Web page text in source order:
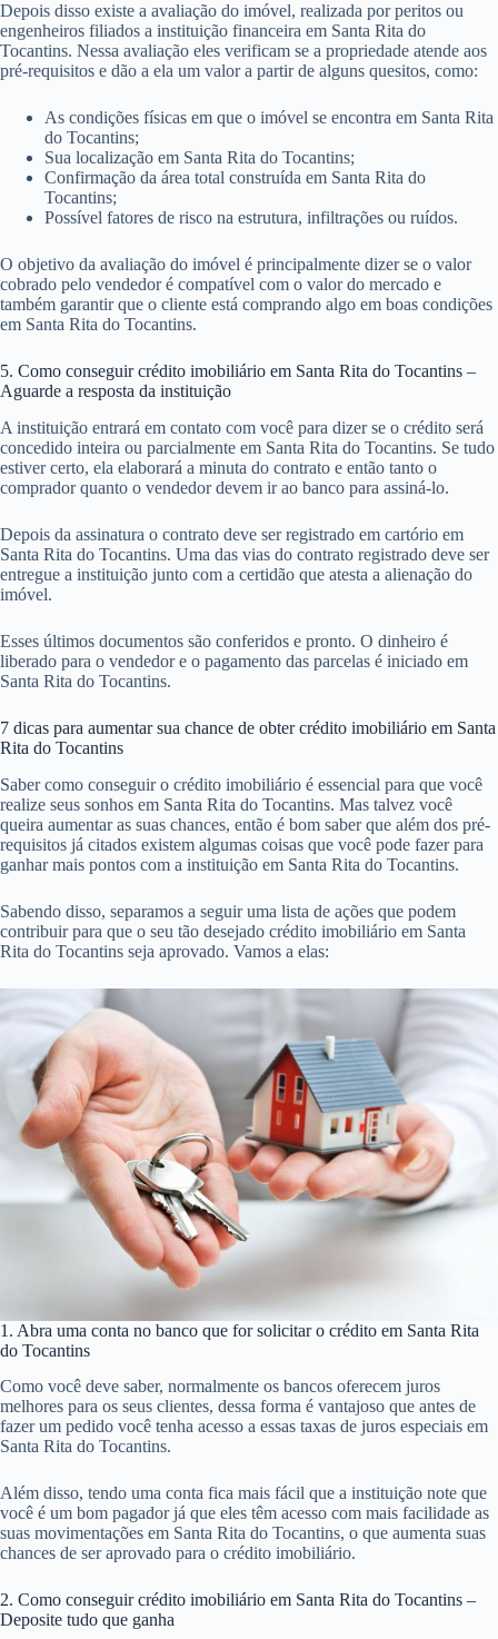
Depois disso existe a avaliação do imóvel, realizada por peritos ou
engenheiros filiados a instituição financeira em Santa Rita do
Tocantins. Nessa avaliação eles verificam se a propriedade atende aos
pré-requisitos e dão a ela um valor a partir de alguns quesitos, como:
As condições físicas em que o imóvel se encontra em Santa Rita
do Tocantins;
Sua localização em Santa Rita do Tocantins;
Confirmação da área total construída em Santa Rita do
Tocantins;
Possível fatores de risco na estrutura, infiltrações ou ruídos.
O objetivo da avaliação do imóvel é principalmente dizer se o valor
cobrado pelo vendedor é compatível com o valor do mercado e
também garantir que o cliente está comprando algo em boas condições
em Santa Rita do Tocantins.
5. Como conseguir crédito imobiliário em Santa Rita do Tocantins –
Aguarde a resposta da instituição
A instituição entrará em contato com você para dizer se o crédito será
concedido inteira ou parcialmente em Santa Rita do Tocantins. Se tudo
estiver certo, ela elaborará a minuta do contrato e então tanto o
comprador quanto o vendedor devem ir ao banco para assiná-lo.
Depois da assinatura o contrato deve ser registrado em cartório em
Santa Rita do Tocantins. Uma das vias do contrato registrado deve ser
entregue a instituição junto com a certidão que atesta a alienação do
imóvel.
Esses últimos documentos são conferidos e pronto. O dinheiro é
liberado para o vendedor e o pagamento das parcelas é iniciado em
Santa Rita do Tocantins.
7 dicas para aumentar sua chance de obter crédito imobiliário em Santa
Rita do Tocantins
Saber como conseguir o crédito imobiliário é essencial para que você
realize seus sonhos em Santa Rita do Tocantins. Mas talvez você
queira aumentar as suas chances, então é bom saber que além dos pré-
requisitos já citados existem algumas coisas que você pode fazer para
ganhar mais pontos com a instituição em Santa Rita do Tocantins.
Sabendo disso, separamos a seguir uma lista de ações que podem
contribuir para que o seu tão desejado crédito imobiliário em Santa
Rita do Tocantins seja aprovado. Vamos a elas:
1. Abra uma conta no banco que for solicitar o crédito em Santa Rita
do Tocantins
Como você deve saber, normalmente os bancos oferecem juros
melhores para os seus clientes, dessa forma é vantajoso que antes de
fazer um pedido você tenha acesso a essas taxas de juros especiais em
Santa Rita do Tocantins.
Além disso, tendo uma conta fica mais fácil que a instituição note que
você é um bom pagador já que eles têm acesso com mais facilidade as
suas movimentações em Santa Rita do Tocantins, o que aumenta suas
chances de ser aprovado para o crédito imobiliário.
2. Como conseguir crédito imobiliário em Santa Rita do Tocantins –
Deposite tudo que ganha